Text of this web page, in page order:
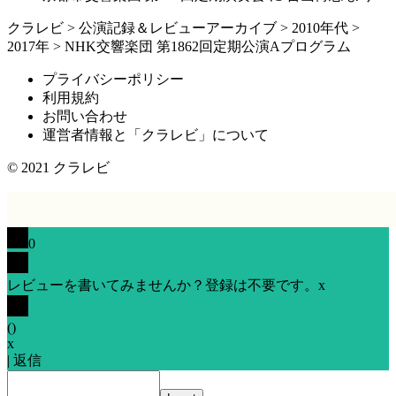
クラレビ > 公演記録＆レビューアーカイブ > 2010年代 >
2017年 > NHK交響楽団 第1862回定期公演Aプログラム
プライバシーポリシー
利用規約
お問い合わせ
運営者情報と「クラレビ」について
© 2021 クラレビ
0
レビューを書いてみませんか？登録は不要です。 x
()
x
| 返信